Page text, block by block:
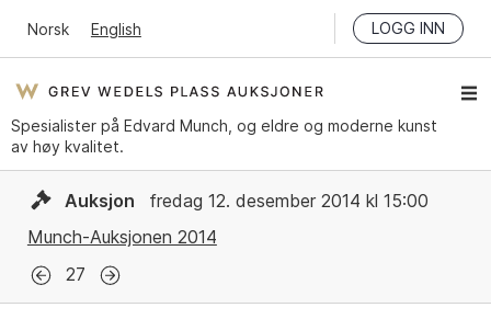
Norsk English LOGG INN
Spesialister på Edvard Munch, og eldre og moderne kunst
av høy kvalitet.
Auksjon
fredag 12. desember 2014 kl 15:00
Munch-Auksjonen 2014
27